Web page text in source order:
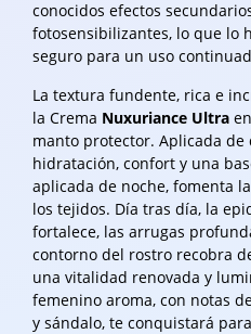
conocidos efectos
fotosensibilizantes, lo que lo
seguro para un uso
La textura fundente, rica e
la Crema Nuxuriance Ultra
manto protector. Aplicada de
hidratación, confort y una
aplicada de noche, fomenta
los tejidos. Día tras día, la
fortalece, las arrugas
contorno del rostro recobra
una vitalidad renovada y
femenino aroma, con notas
y sándalo, te conquistará